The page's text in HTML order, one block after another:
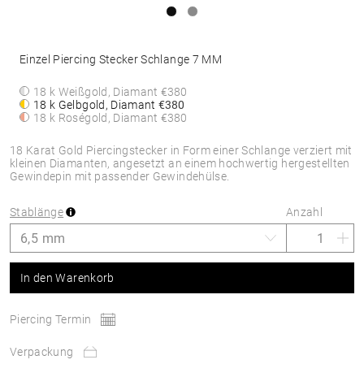
18 Karat Gold Piercingstecker in Form einer Schlange verziert mit
kleinen Diamanten, angesetzt an einem hochwertig hergestellten
Gewindepin mit passender Gewindehülse.
Einzel Piercing Stecker Schlange 7 MM
18 k Weißgold, Diamant€380
18 k Gelbgold, Diamant€380
18 k Roségold, Diamant€380
Stablänge Anzahl
In den Warenkorb
Piercing Termin
Verpackung